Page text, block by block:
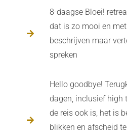
8-daagse Bloei!
dat is zo mooi en
beschrijven maar
spreken
Hello goodbye!
dagen, inclusief high
de reis ook is, het is
blikken en afscheid